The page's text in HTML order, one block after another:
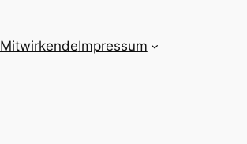
MitwirkendeImpressum